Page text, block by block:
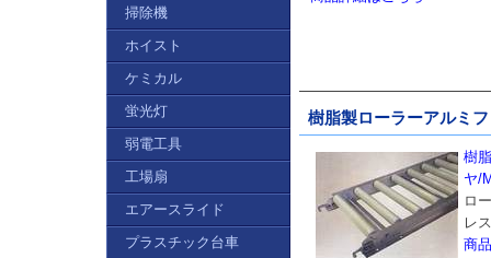
樹脂製ローラーアルミ
樹
ヤ/
ロ
レ
商
掃除機
ホイスト
ケミカル
蛍光灯
弱電工具
工場扇
エアースライド
プラスチック台車